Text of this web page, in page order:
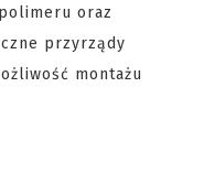
oraz
przyrządy
montażu